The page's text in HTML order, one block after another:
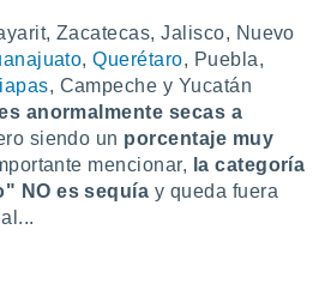
Zacatecas, Jalisco, Nuevo
,Querétaro, Puebla,
, Campeche y Yucatán
anormalmente secas a
siendo un porcentaje muy
mencionar, la categoría
NO es sequía y queda fuera